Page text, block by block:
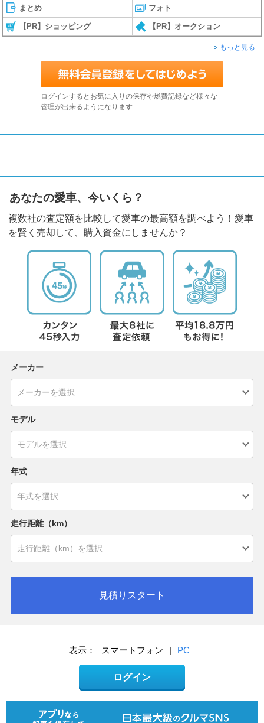
まとめ フォト
【PR】ショッピング 【PR】オークション
もっと見る
ログインするとお気に入りの保存や燃費記録など様々な
管理が出来るようになります
あなたの愛車、今いくら？
複数社の査定額を比較して愛車の最高額を調べよう！愛車
を賢く売却して、購入資金にしませんか？
メーカー
モデル
年式
走行距離（km）
見積りスタート
表示： スマートフォン | PC
ログイン